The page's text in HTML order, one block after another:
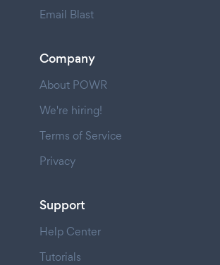
Email Blast
Company
About POWR
We're hiring!
Terms of Service
Privacy
Support
Help Center
Tutorials